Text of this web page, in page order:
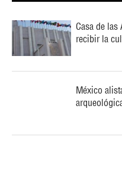
Casa de las
recibir la
México